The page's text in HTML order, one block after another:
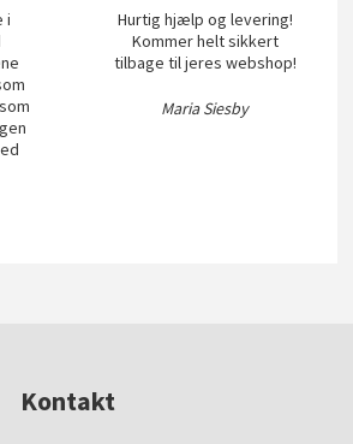
i
Hurtig hjælp og levering!
Kommer helt sikkert
tilbage til jeres webshop!
Maria Siesby
Kontakt